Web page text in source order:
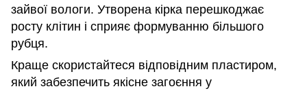
зайвої вологи. Утворена кірка перешкоджає
росту клітин і сприяє формуванню більшого
рубця.
Краще скористайтеся відповідним пластиром,
який забезпечить якісне загоєння у